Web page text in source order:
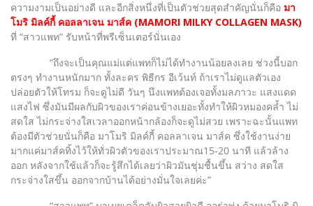
ความงามเป็นอย่างดี และอีกสิ่งหนึ่งที่เป็นตัวช่วยสุดสำคัญนั่นก็คือ มา
โมริ มิลค์กี้ คอลลาเจน มาส์ค (MAMORI MILKY COLLAGEN MASK)
ที่ “สาวแพท” รับหน้าที่พรีเซ็นเตอร์นั่นเอง
“ถึงจะเป็นคุณแม่แต่แพทก็ไม่ได้ทำงานน้อยลงเลย ช่วงนี้บอก
ตรงๆ ทำงานหนักมาก ทั้งละคร พิธีกร อีเว้นท์ ถ้าเราไม่ดูแลตัวเอง
ปล่อยตัวให้โทรม ก็จะดูไม่ดี วันๆ นึงแพทต้องเจอทั้งมลภาวะ แสงแดด
แสงไฟ ซึ่งมันมีผลกับผิวของเราค่อนข้างเยอะทั้งทำให้ผิวหมองคล้ำ ไม่
สดใส ไม่กระจ่างใสเวลาออกหน้ากล้องก็จะดูไม่สวย เพราะฉะนั้นแพท
ต้องมีตัวช่วยนั่นก็คือ มาโมริ มิลค์กี้ คอลลาเจน มาส์ค ซึ่งใช้งานง่าย
มากแค่มาส์คทิ้งไว้ให้ทั่วผิวตัวของเราประมาณ15-20 นาที แล้วล้าง
ออก หลังจากใช้แล้วก็จะรู้สึกได้เลยว่าผิวมันชุ่มชื้นขึ้น สว่าง สดใส
กระจ่างใสขึ้น ออกจากบ้านได้อย่างมั่นใจเลยค่ะ”